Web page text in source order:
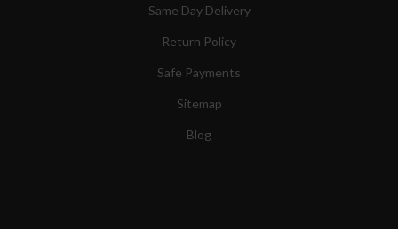
Same Day Delivery
Return Policy
Safe Payments
Sitemap
Blog